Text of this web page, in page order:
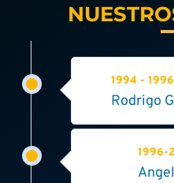
1994 - 1996
Rodrigo
1996-